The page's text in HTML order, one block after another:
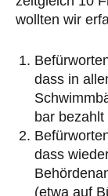
wollten wir
dass in
bar
dass
(etwa auf